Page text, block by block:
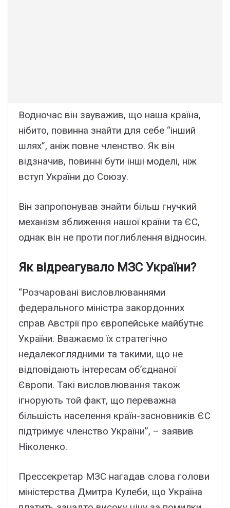
Водночас він зауважив, що наша країна,
нібито, повинна знайти для себе “інший
шлях”, аніж повне членство. Як він
відзначив, повинні бути інші моделі, ніж
вступ України до Союзу.
Він запропонував знайти більш гнучкий
механізм зближення нашої країни та ЄС,
однак він не проти поглиблення відносин.
Як відреагувало МЗС України?
“Розчаровані висловлюваннями
федерального міністра закордонних
справ Австрії про європейське майбутнє
України. Вважаємо їх стратегічно
недалекоглядними та такими, що не
відповідають інтересам об’єднаної
Європи. Такі висловлювання також
ігнорують той факт, що переважна
більшість населення країн-засновників ЄС
підтримує членство України”, – заявив
Ніколенко.
Прессекретар МЗС нагадав слова голови
міністерства Дмитра Кулеби, що Україна